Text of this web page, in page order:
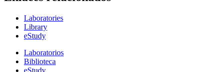
Laboratories
Library
eStudy
Laboratorios
Biblioteca
eStudy